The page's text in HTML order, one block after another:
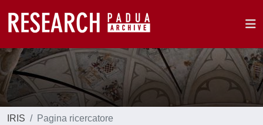
IRIS Pagina ricercatore